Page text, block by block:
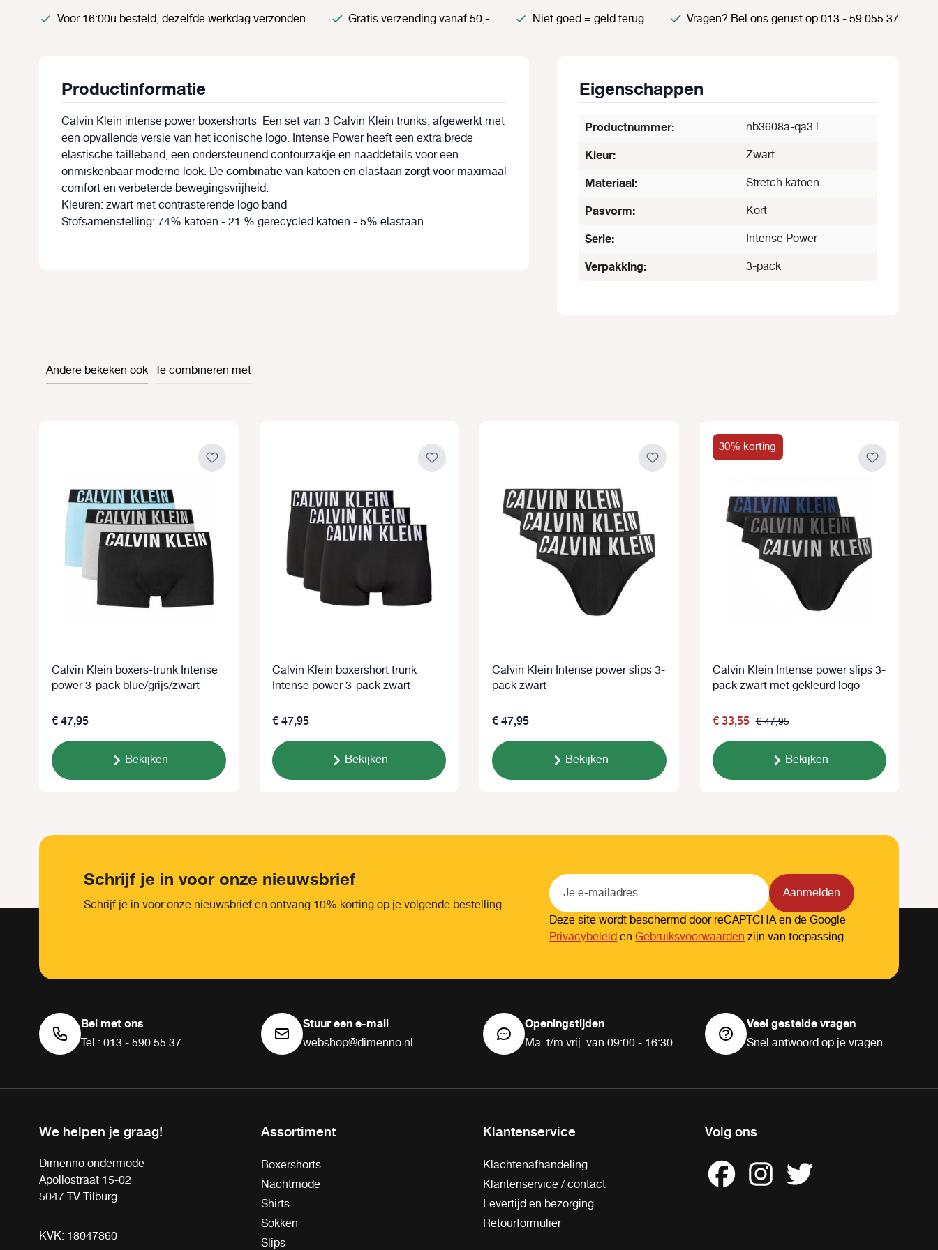
Voor 16:00u besteld, dezelfde werkdag verzonden Gratis verzending vanaf 50,- Niet goed = geld terug Vragen? Bel ons gerust op 013 - 59 055 37
Productinformatie
Calvin Klein intense power boxershorts Een set van 3 Calvin Klein trunks, afgewerkt met
een opvallende versie van het iconische logo. Intense Power heeft een extra brede
elastische tailleband, een ondersteunend contourzakje en naaddetails voor een
onmiskenbaar moderne look. De combinatie van katoen en elastaan zorgt voor maximaal
comfort en verbeterde bewegingsvrijheid.
Kleuren: zwart met contrasterende logo band
Stofsamenstelling: 74% katoen - 21 % gerecycled katoen - 5% elastaan
Eigenschappen
Productnummer: nb3608a-qa3.l
Kleur: Zwart
Materiaal: Stretch katoen
Pasvorm: Kort
Serie: Intense Power
Verpakking: 3-pack
Andere bekeken ook Te combineren met
Calvin Klein boxers-trunk Intense
power 3-pack blue/grijs/zwart
€ 47,95
Bekijken
Calvin Klein boxershort trunk
Intense power 3-pack zwart
€ 47,95
Bekijken
Calvin Klein Intense power slips 3-
pack zwart
€ 47,95
Bekijken
30% korting
Calvin Klein Intense power slips 3-
pack zwart met gekleurd logo
€ 33,55 € 47,95
Bekijken
Schrijf je in voor onze nieuwsbrief
Schrijf je in voor onze nieuwsbrief en ontvang 10% korting op je volgende bestelling.
Aanmelden
Deze site wordt beschermd door reCAPTCHA en de Google
PrivacybeleidenGebruiksvoorwaardenzijn van toepassing.
Bel met ons
Tel.: 013 - 590 55 37
Stuur een e-mail
webshop@dimenno.nl
Openingstijden
Ma. t/m vrij. van 09:00 - 16:30
Veel gestelde vragen
Snel antwoord op je vragen
We helpen je graag!
Dimenno ondermode
Apollostraat 15-02
5047 TV Tilburg
KVK: 18047860
Assortiment
Boxershorts
Nachtmode
Shirts
Sokken
Slips
Klantenservice
Klachtenafhandeling
Klantenservice / contact
Levertijd en bezorging
Retourformulier
Volg ons